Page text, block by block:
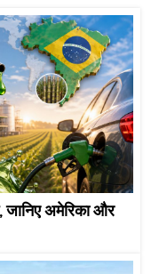
अमेरिका और